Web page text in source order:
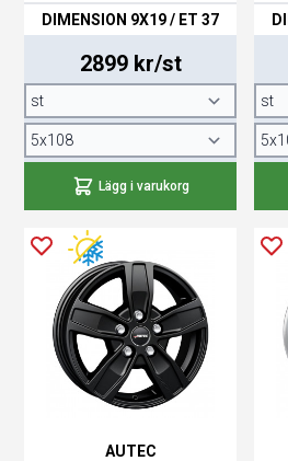
DIMENSION 9X19 / ET 37
2899 kr/st
Lägg i varukorg
AUTEC